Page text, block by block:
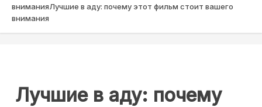
вниманияЛучшие в аду: почему этот фильм стоит вашего
внимания
Лучшие в аду: почему